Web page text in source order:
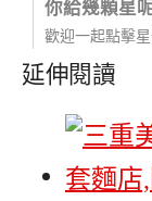
你給幾顆星
歡迎一起點擊
延伸閱讀